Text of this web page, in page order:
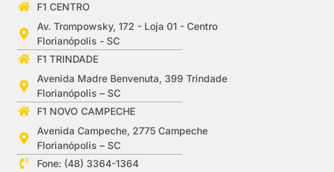
F1 CENTRO
Av. Trompowsky, 172 - Loja 01 - Centro
Florianópolis - SC
F1 TRINDADE
Avenida Madre Benvenuta, 399 Trindade
Florianópolis – SC
F1 NOVO CAMPECHE
Avenida Campeche, 2775 Campeche
Florianópolis – SC
Fone: (48) 3364-1364